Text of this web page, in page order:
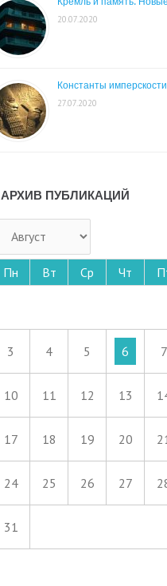
20.07.2020
Константы
27.07.2020
АРХИВ ПУБЛИКАЦИЙ
Пн Вт Ср Чт
3 4 5 6 7
10 11 12 13
17 18 19 20
24 25 26 27
31